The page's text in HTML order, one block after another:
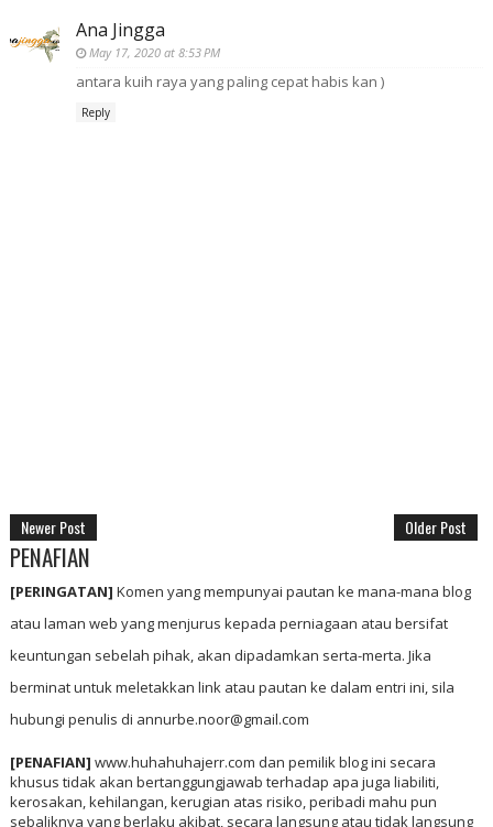
Ana Jingga
May 17, 2020 at 8:53 PM
antara kuih raya yang paling cepat habis kan )
Reply
Newer Post Older Post
PENAFIAN
[PERINGATAN] Komen yang mempunyai pautan ke mana-mana blog
atau laman web yang menjurus kepada perniagaan atau bersifat
keuntungan sebelah pihak, akan dipadamkan serta-merta. Jika
berminat untuk meletakkan link atau pautan ke dalam entri ini, sila
hubungi penulis di annurbe.noor@gmail.com
[PENAFIAN] www.huhahuhajerr.com dan pemilik blog ini secara
khusus tidak akan bertanggungjawab terhadap apa juga liabiliti,
kerosakan, kehilangan, kerugian atas risiko, peribadi mahu pun
sebaliknya yang berlaku akibat, secara langsung atau tidak langsung